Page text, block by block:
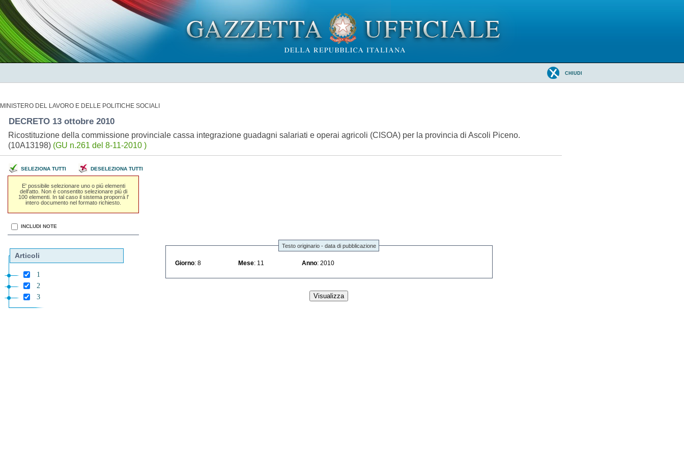
CHIUDI
MINISTERO DEL LAVORO E DELLE POLITICHE SOCIALI
DECRETO 13 ottobre 2010
Ricostituzione della commissione provinciale cassa integrazione guadagni salariati e operai agricoli (CISOA) per la provincia di Ascoli Piceno.
(10A13198) (GU n.261 del 8-11-2010 )
SELEZIONA TUTTI DESELEZIONA TUTTI
E' possibile selezionare uno o piú elementi
dell'atto. Non é consentito selezionare piú di
100 elementi. In tal caso il sistema proporrá l'
intero documento nel formato richiesto.
INCLUDI NOTE
Articoli
1
2
3
Testo originario - data di pubblicazione
Giorno : 8 Mese : 11 Anno : 2010